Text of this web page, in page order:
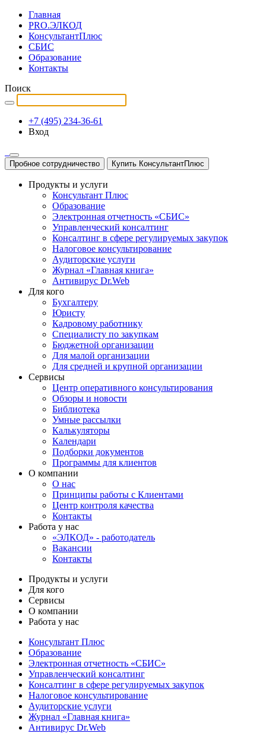
Главная
PRO.ЭЛКОД
КонсультантПлюс
СБИС
Образование
Контакты
Поиск
+7 (495) 234-36-61
Вход
Пробное сотрудничество Купить КонсультантПлюс
Продукты и услуги
Консультант Плюс
Образование
Электронная отчетность «СБИС»
Управленческий консалтинг
Консалтинг в сфере регулируемых закупок
Налоговое консультирование
Аудиторские услуги
Журнал «Главная книга»
Антивирус Dr.Web
Для кого
Бухгалтеру
Юристу
Кадровому работнику
Специалисту по закупкам
Бюджетной организации
Для малой организации
Для средней и крупной организации
Сервисы
Центр оперативного консультирования
Обзоры и новости
Библиотека
Умные рассылки
Калькуляторы
Календари
Подборки документов
Программы для клиентов
О компании
О нас
Принципы работы с Клиентами
Центр контроля качества
Контакты
Работа у нас
«ЭЛКОД» - работодатель
Вакансии
Контакты
Продукты и услуги
Для кого
Сервисы
О компании
Работа у нас
Консультант Плюс
Образование
Электронная отчетность «СБИС»
Управленческий консалтинг
Консалтинг в сфере регулируемых закупок
Налоговое консультирование
Аудиторские услуги
Журнал «Главная книга»
Антивирус Dr.Web